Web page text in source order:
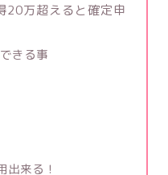
20万超えると確定申
きる事
出来る！